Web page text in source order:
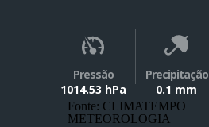
Pressão
1014.53 hPa
Precipitação
0.1 mm
Fonte: CLIMATEMPO
METEOROLOGIA